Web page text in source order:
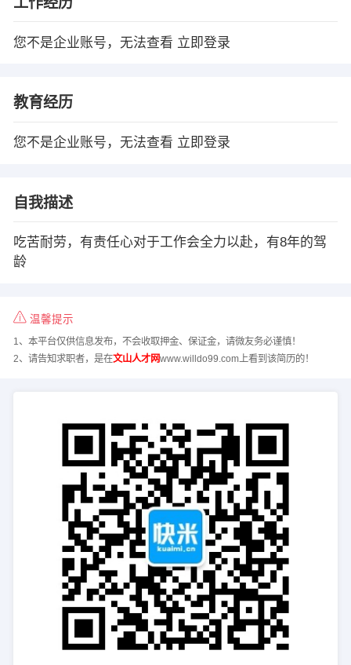
您不是企业账号，无法查看 立即登录
教育经历
您不是企业账号，无法查看 立即登录
自我描述
吃苦耐劳，有责任心对于工作会全力以赴，有8年的驾
龄
温馨提示
1、本平台仅供信息发布，不会收取押金、保证金，请微友务必谨慎！
2、请告知求职者，是在文山人才网www.willdo99.com上看到该简历的！